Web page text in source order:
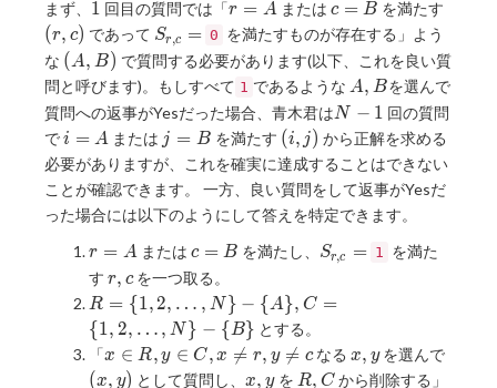
まず、 1
1 回目の質問では「r=A
r = A または c=B
c = B を満たす
(r, c) であって S_{r,c}=
Sr,c = 0 を満たすものが存在する」よう
な (A,B)
(A, B) で質問する必要があります(以下、これを良い質
問と呼びます)。もしすべて 1 であるような A,B
A, Bを選んで
質問への返事がYesだった場合、青木君はN-
1
N − 1 回の質問
でi=A
i = A または j=B
j = B を満たす (i,j)
(i, j) から正解を求める
必要がありますが、これを確実に達成することはできない
ことが確認できます。 一方、良い質問をして返事がYesだ
った場合には以下のようにして答えを特定できます。
r=A
r = A または c=B
c = B を満たし、 S_{r,c}=
Sr,c = 1 を満た
す r,c
r, cを一つ取る。
R=\
{1,2,\ldots,N\}-
\{A\}, C=\
{1,2,\ldots,N\}-
R = { 1,2, … , N } − {A}, C =
{ 1, 2, … , N } − {B} とする。
「x
\in
x ∈ R, y ∈ C, x 
= r, y 
= cなるx,y
x, yを選んで
(x, y) として質問し、x,y
x, yを R,C
R, Cから削除する」